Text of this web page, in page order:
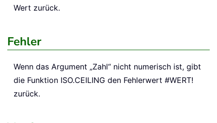
Wert zurück.
Fehler
Wenn das Argument „Zahl“ nicht numerisch ist, gibt
die Funktion ISO.CEILING den Fehlerwert #WERT!
zurück.